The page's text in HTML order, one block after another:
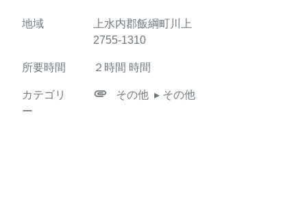
地域
上水内郡飯綱町川上
2755-1310
所要時間 ２時間 時間
カテゴリ
ー
attachment その他 ▸ その他